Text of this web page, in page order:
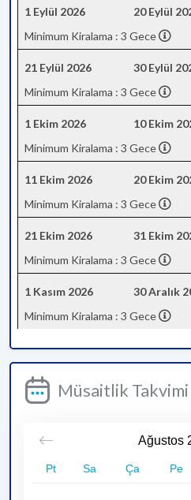
1 Eylül 2026 20 Eylül
Minimum Kiralama : 3 Gece
21 Eylül 2026 30 Eylül
Minimum Kiralama : 3 Gece
1 Ekim 2026 10 Ekim
Minimum Kiralama : 3 Gece
11 Ekim 2026 20 Ekim
Minimum Kiralama : 3 Gece
21 Ekim 2026 31 Ekim
Minimum Kiralama : 3 Gece
1 Kasım 2026 30 Aralık
Minimum Kiralama : 3 Gece
Müsaitlik Takvimi
Ağustos
Pt Sa Ça Pe